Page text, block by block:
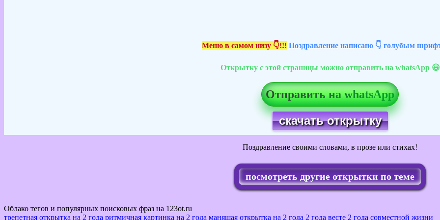
Меню в самом низу 👇!!! Поздравление написано 👇 голубым
Открытку с этой страницы можно отправить на whatsApp 😃
Отправить на whatsApp
скачать открытку
Поздравление своими словами, в прозе или стихах!
посмотреть другие открытки по теме
Облако тегов и популярных поисковых фраз на 123ot.ru
трепетная открытка на 2 года ритмичная картинка на 2 года манящая открытка на 2 года 2 года весте 2 года совместной жизни